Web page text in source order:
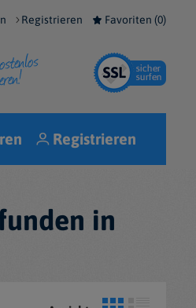
Registrieren Favoriten (0)
Registrieren
in